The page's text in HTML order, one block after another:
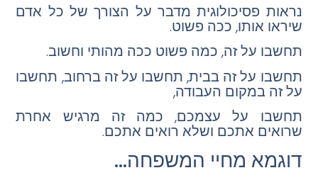
נראות פסיכולוגית מדבר על הצורך של כל אדם
שיראו אותו, ככה פשוט.
תחשבו על זה, כמה פשוט ככה מהותי וחשוב.
תחשבו על זה בבית, תחשבו על זה ברחוב, תחשבו
על זה במקום העבודה,
תחשבו על עצמכם, כמה זה מרגיש אחרת
שרואים אתכם ושלא רואים אתכם.
דוגמא מחיי המשפחה…